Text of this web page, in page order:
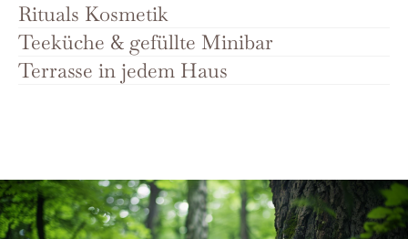
Rituals Kosmetik
Teeküche & gefüllte Minibar
Terrasse in jedem Haus